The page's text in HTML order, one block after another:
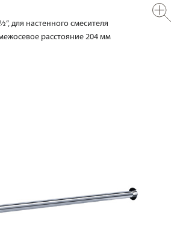
для настенного смесителя
расстояние 204 мм